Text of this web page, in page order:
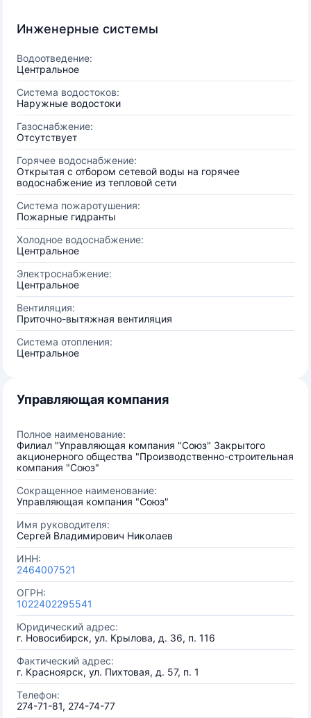
Инженерные системы
Водоотведение:
Центральное
Система водостоков:
Наружные водостоки
Газоснабжение:
Отсутствует
Горячее водоснабжение:
Открытая с отбором сетевой воды на горячее
водоснабжение из тепловой сети
Система пожаротушения:
Пожарные гидранты
Холодное водоснабжение:
Центральное
Электроснабжение:
Центральное
Вентиляция:
Приточно-вытяжная вентиляция
Система отопления:
Центральное
Управляющая компания
Полное наименование:
Филиал "Управляющая компания "Союз" Закрытого
акционерного общества "Производственно-строительная
компания "Союз"
Сокращенное наименование:
Управляющая компания "Союз"
Имя руководителя:
Сергей Владимирович Николаев
ИНН:
2464007521
ОГРН:
1022402295541
Юридический адрес:
г. Новосибирск, ул. Крылова, д. 36, п. 116
Фактический адрес:
г. Красноярск, ул. Пихтовая, д. 57, п. 1
Телефон:
274-71-81, 274-74-77